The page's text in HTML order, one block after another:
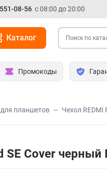
08-56 с 08:00 до 20:00
Каталог
Промокоды
планшетов Чехол REDMI
SE Cover черный